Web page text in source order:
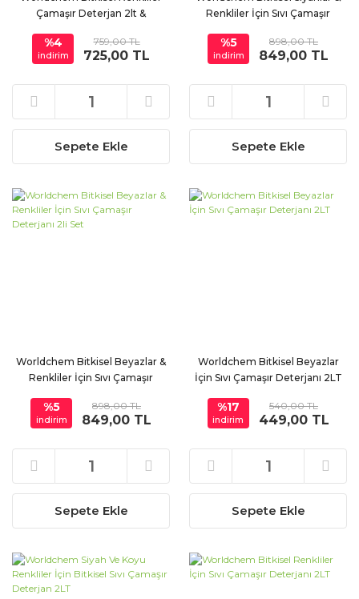
Çamaşır Deterjan 2lt &
%4
indirim
759,00 TL
725,00 TL
Sepete Ekle
Renkliler İçin Sıvı Çamaşır
%5
indirim
898,00 TL
849,00 TL
Sepete Ekle
Worldchem Bitkisel Beyazlar &
Renkliler İçin Sıvı Çamaşır
%5
indirim
898,00 TL
849,00 TL
Sepete Ekle
Worldchem Bitkisel Beyazlar
İçin Sıvı Çamaşır Deterjanı 2LT
%17
indirim
540,00 TL
449,00 TL
Sepete Ekle